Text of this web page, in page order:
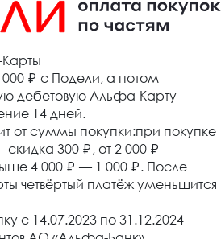
₽ с Подели, а потом
дебетовую Альфа-Карту
14 дней.
от суммы покупки:при покупке
скидка 300 ₽ , от 2 000 ₽
4 000 ₽ — 1 000 ₽. После
четвёртый платёж уменьшится
с 14.07.2023 по 31.12.2024